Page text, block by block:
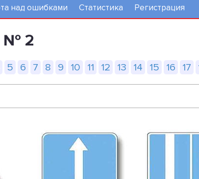
над ошибками Статистика Регистрация
№ 2
5 6 7 8 9 10 11 12 13 14 15 16 17